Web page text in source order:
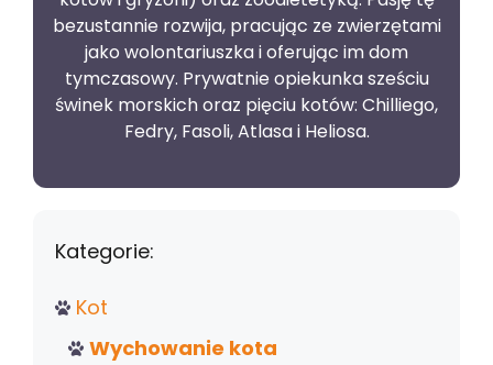
bezustannie rozwija, pracując ze zwierzętami
jako wolontariuszka i oferując im dom
tymczasowy. Prywatnie opiekunka sześciu
świnek morskich oraz pięciu kotów: Chilliego,
Fedry, Fasoli, Atlasa i Heliosa.
Kategorie:
Kot
Wychowanie kota